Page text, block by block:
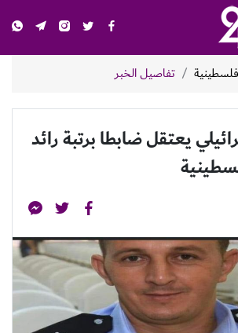
تفاصيل الخبر
يعتقل ضابطا برتبة رائد